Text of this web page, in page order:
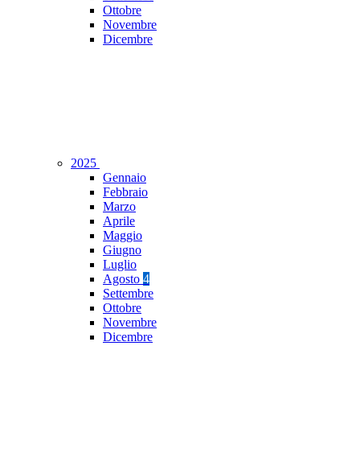
Ottobre
Novembre
Dicembre
2025
Gennaio
Febbraio
Marzo
Aprile
Maggio
Giugno
Luglio
Agosto 4
Settembre
Ottobre
Novembre
Dicembre